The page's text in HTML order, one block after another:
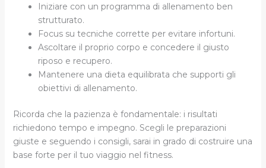
Iniziare con un programma di allenamento ben
strutturato.
Focus su tecniche corrette per evitare infortuni.
Ascoltare il proprio corpo e concedere il giusto
riposo e recupero.
Mantenere una dieta equilibrata che supporti gli
obiettivi di allenamento.
Ricorda che la pazienza è fondamentale: i risultati
richiedono tempo e impegno. Scegli le preparazioni
giuste e seguendo i consigli, sarai in grado di costruire una
base forte per il tuo viaggio nel fitness.